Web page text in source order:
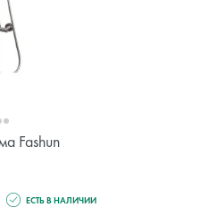
Fashun
ЕСТЬ В НАЛИЧИИ